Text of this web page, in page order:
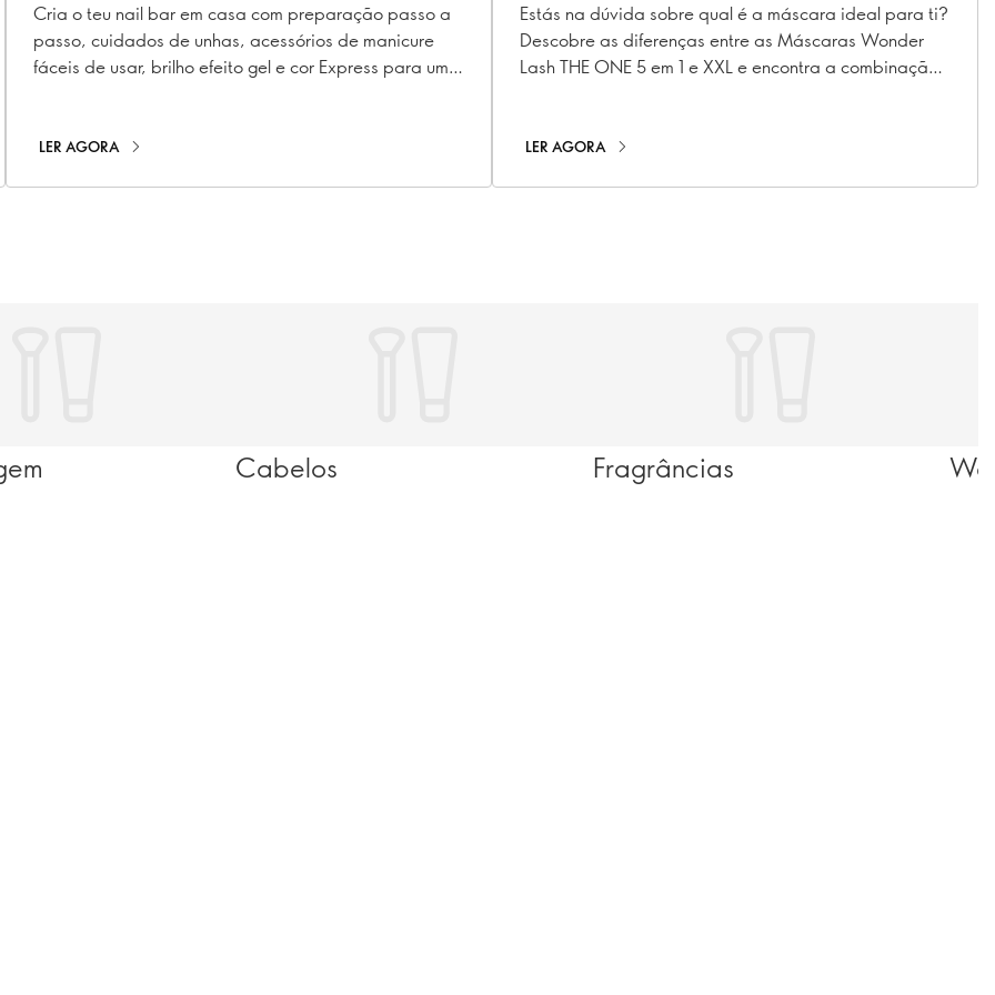
Cria o teu nail bar em casa com preparação passo a
passo, cuidados de unhas, acessórios de manicure
fáceis de usar, brilho efeito gel e cor Express para um
LER AGORA
em 1 vs XXL – qual é a
certa para ti?
Estás na dúvida sobre qual é a máscara ideal para ti?
Descobre as diferenças entre as Máscaras Wonder
Lash THE ONE 5 em 1 e XXL e encontra a combinação
LER AGORA
Cabelos Fragrâncias